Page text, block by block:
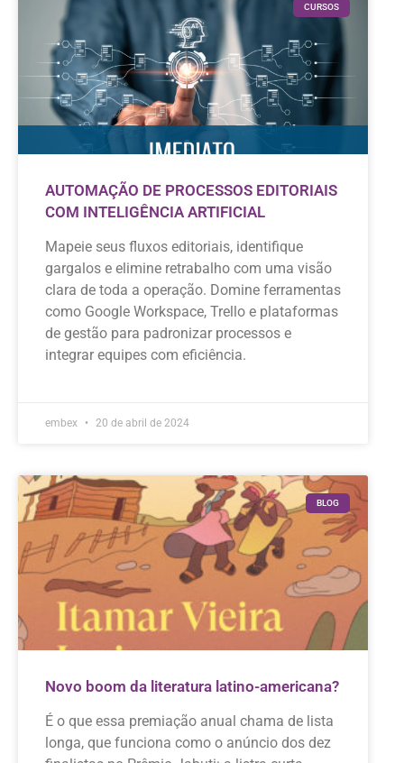
CURSOS
AUTOMAÇÃO DE PROCESSOS EDITORIAIS
COM INTELIGÊNCIA ARTIFICIAL
Mapeie seus fluxos editoriais, identifique
gargalos e elimine retrabalho com uma visão
clara de toda a operação. Domine ferramentas
como Google Workspace, Trello e plataformas
de gestão para padronizar processos e
integrar equipes com eficiência.
embex 20 de abril de 2024
BLOG
Novo boom da literatura latino-americana?
É o que essa premiação anual chama de lista
longa, que funciona como o anúncio dos dez